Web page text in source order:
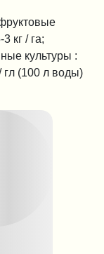
кг / га;
культуры :
гл (100 л воды)